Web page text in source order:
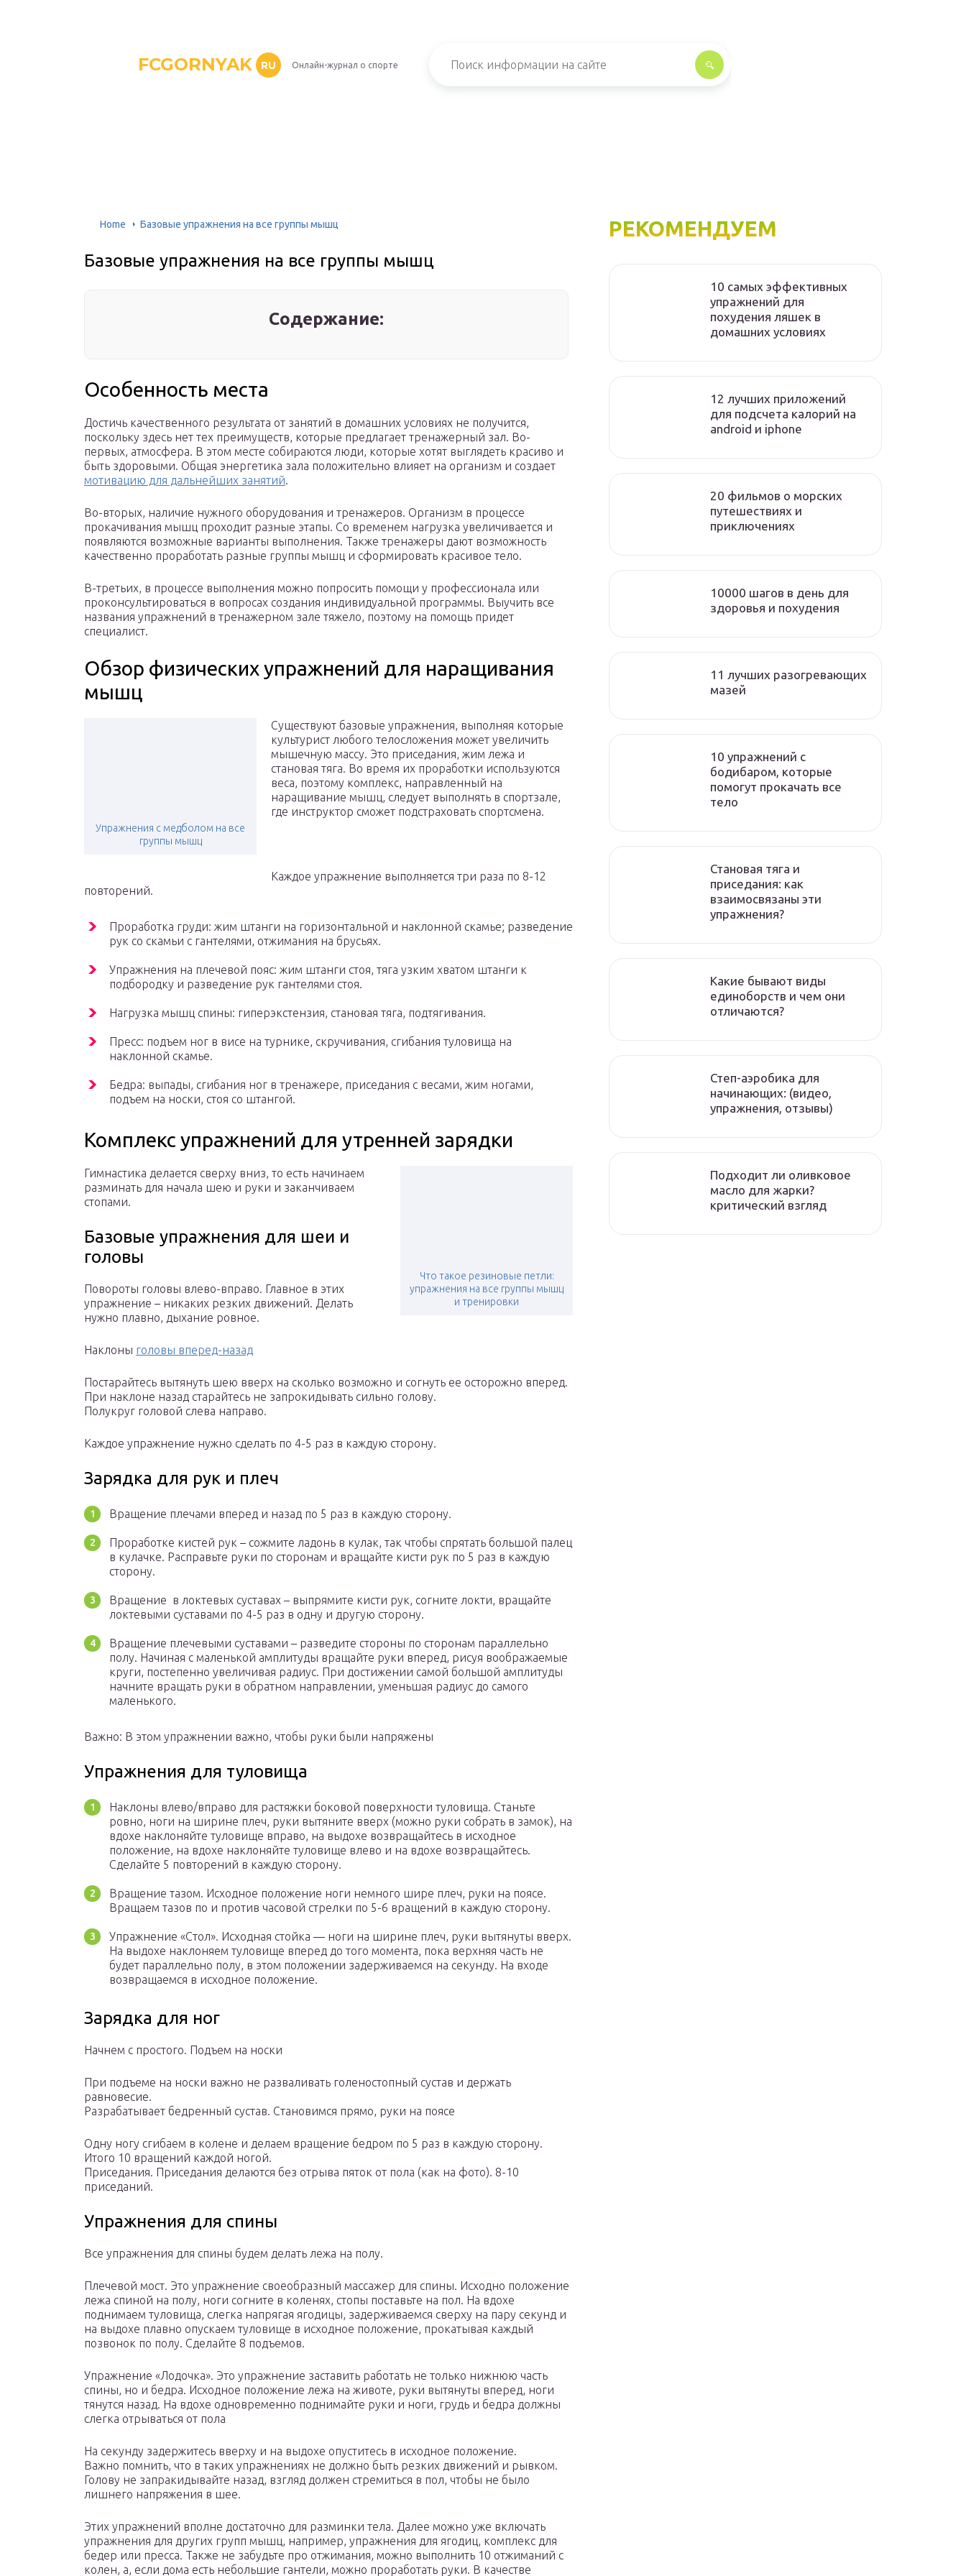
FCGORNYAK RU Онлайн-журнал о спорте
Home Базовые упражнения на все группы мышц
Базовые упражнения на все группы мышц
Содержание:
Особенность места
Достичь качественного результата от занятий в домашних условиях не получится,
поскольку здесь нет тех преимуществ, которые предлагает тренажерный зал. Во-
первых, атмосфера. В этом месте собираются люди, которые хотят выглядеть красиво и
быть здоровыми. Общая энергетика зала положительно влияет на организм и создает
мотивацию для дальнейших занятий.
Во-вторых, наличие нужного оборудования и тренажеров. Организм в процессе
прокачивания мышц проходит разные этапы. Со временем нагрузка увеличивается и
появляются возможные варианты выполнения. Также тренажеры дают возможность
качественно проработать разные группы мышц и сформировать красивое тело.
В-третьих, в процессе выполнения можно попросить помощи у профессионала или
проконсультироваться в вопросах создания индивидуальной программы. Выучить все
названия упражнений в тренажерном зале тяжело, поэтому на помощь придет
специалист.
Обзор физических упражнений для наращивания
мышц
Упражнения с медболом на все
группы мышц
Существуют базовые упражнения, выполняя которые
культурист любого телосложения может увеличить
мышечную массу. Это приседания, жим лежа и
становая тяга. Во время их проработки используются
веса, поэтому комплекс, направленный на
наращивание мышц, следует выполнять в спортзале,
где инструктор сможет подстраховать спортсмена.
Каждое упражнение выполняется три раза по 8-12
повторений.
Проработка груди: жим штанги на горизонтальной и наклонной скамье; разведение
рук со скамьи с гантелями, отжимания на брусьях.
Упражнения на плечевой пояс: жим штанги стоя, тяга узким хватом штанги к
подбородку и разведение рук гантелями стоя.
Нагрузка мышц спины: гиперэкстензия, становая тяга, подтягивания.
Пресс: подъем ног в висе на турнике, скручивания, сгибания туловища на
наклонной скамье.
Бедра: выпады, сгибания ног в тренажере, приседания с весами, жим ногами,
подъем на носки, стоя со штангой.
Комплекс упражнений для утренней зарядки
Что такое резиновые петли:
упражнения на все группы мышц
и тренировки
Гимнастика делается сверху вниз, то есть начинаем
разминать для начала шею и руки и заканчиваем
стопами.
Базовые упражнения для шеи и
головы
Повороты головы влево-вправо. Главное в этих
упражнение – никаких резких движений. Делать
нужно плавно, дыхание ровное.
Наклоны головы вперед-назад
Постарайтесь вытянуть шею вверх на сколько возможно и согнуть ее осторожно вперед.
При наклоне назад старайтесь не запрокидывать сильно голову.
Полукруг головой слева направо.
Каждое упражнение нужно сделать по 4-5 раз в каждую сторону.
Зарядка для рук и плеч
Вращение плечами вперед и назад по 5 раз в каждую сторону.
Проработке кистей рук – сожмите ладонь в кулак, так чтобы спрятать большой палец
в кулачке. Расправьте руки по сторонам и вращайте кисти рук по 5 раз в каждую
сторону.
Вращение в локтевых суставах – выпрямите кисти рук, согните локти, вращайте
локтевыми суставами по 4-5 раз в одну и другую сторону.
Вращение плечевыми суставами – разведите стороны по сторонам параллельно
полу. Начиная с маленькой амплитуды вращайте руки вперед, рисуя воображаемые
круги, постепенно увеличивая радиус. При достижении самой большой амплитуды
начните вращать руки в обратном направлении, уменьшая радиус до самого
маленького.
Важно: В этом упражнении важно, чтобы руки были напряжены
Упражнения для туловища
Наклоны влево/вправо для растяжки боковой поверхности туловища. Станьте
ровно, ноги на ширине плеч, руки вытяните вверх (можно руки собрать в замок), на
вдохе наклоняйте туловище вправо, на выдохе возвращайтесь в исходное
положение, на вдохе наклоняйте туловище влево и на вдохе возвращайтесь.
Сделайте 5 повторений в каждую сторону.
Вращение тазом. Исходное положение ноги немного шире плеч, руки на поясе.
Вращаем тазов по и против часовой стрелки по 5-6 вращений в каждую сторону.
Упражнение «Стол». Исходная стойка — ноги на ширине плеч, руки вытянуты вверх.
На выдохе наклоняем туловище вперед до того момента, пока верхняя часть не
будет параллельно полу, в этом положении задерживаемся на секунду. На входе
возвращаемся в исходное положение.
Зарядка для ног
Начнем с простого. Подъем на носки
При подъеме на носки важно не разваливать голеностопный сустав и держать
равновесие.
Разрабатывает бедренный сустав. Становимся прямо, руки на поясе
Одну ногу сгибаем в колене и делаем вращение бедром по 5 раз в каждую сторону.
Итого 10 вращений каждой ногой.
Приседания. Приседания делаются без отрыва пяток от пола (как на фото). 8-10
приседаний.
Упражнения для спины
Все упражнения для спины будем делать лежа на полу.
Плечевой мост. Это упражнение своеобразный массажер для спины. Исходно положение
лежа спиной на полу, ноги согните в коленях, стопы поставьте на пол. На вдохе
поднимаем туловища, слегка напрягая ягодицы, задерживаемся сверху на пару секунд и
на выдохе плавно опускаем туловище в исходное положение, прокатывая каждый
позвонок по полу. Сделайте 8 подъемов.
Упражнение «Лодочка». Это упражнение заставить работать не только нижнюю часть
спины, но и бедра. Исходное положение лежа на животе, руки вытянуты вперед, ноги
тянутся назад. На вдохе одновременно поднимайте руки и ноги, грудь и бедра должны
слегка отрываться от пола
На секунду задержитесь вверху и на выдохе опуститесь в исходное положение.
Важно помнить, что в таких упражнениях не должно быть резких движений и рывком.
Голову не запракидывайте назад, взгляд должен стремиться в пол, чтобы не было
лишнего напряжения в шее.
Этих упражнений вполне достаточно для разминки тела. Далее можно уже включать
упражнения для других групп мышц, например, упражнения для ягодиц, комплекс для
бедер или пресса. Также не забудьте про отжимания, можно выполнить 10 отжиманий с
колен, а, если дома есть небольшие гантели, можно проработать руки. В качестве
РЕКОМЕНДУЕМ
10 самых эффективных
упражнений для
похудения ляшек в
домашних условиях
12 лучших приложений
для подсчета калорий на
android и iphone
20 фильмов о морских
путешествиях и
приключениях
10000 шагов в день для
здоровья и похудения
11 лучших разогревающих
мазей
10 упражнений с
бодибаром, которые
помогут прокачать все
тело
Становая тяга и
приседания: как
взаимосвязаны эти
упражнения?
Какие бывают виды
единоборств и чем они
отличаются?
Степ-аэробика для
начинающих: (видео,
упражнения, отзывы)
Подходит ли оливковое
масло для жарки?
критический взгляд